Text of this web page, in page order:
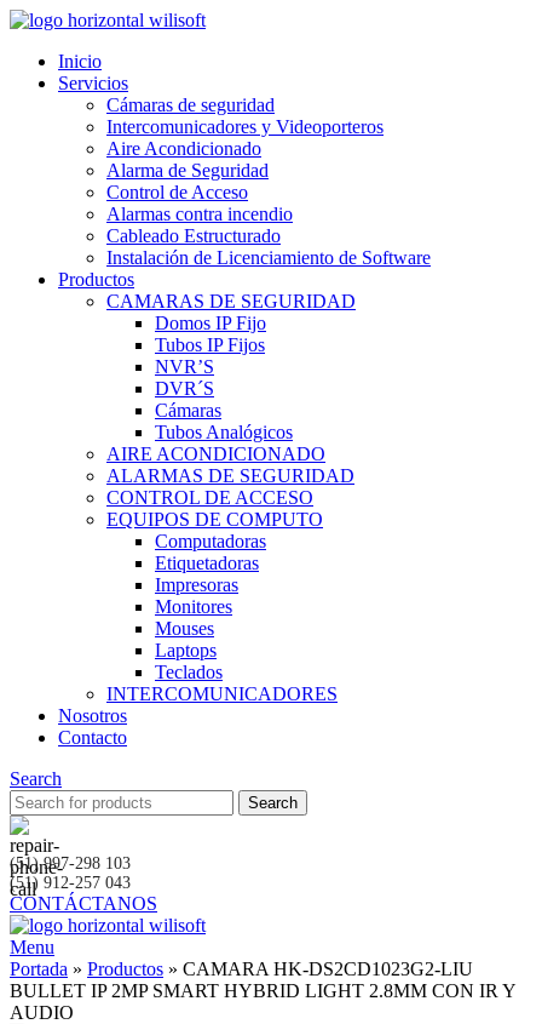
Inicio
Servicios
Cámaras de seguridad
Intercomunicadores y Videoporteros
Aire Acondicionado
Alarma de Seguridad
Control de Acceso
Alarmas contra incendio
Cableado Estructurado
Instalación de Licenciamiento de Software
Productos
CAMARAS DE SEGURIDAD
Domos IP Fijo
Tubos IP Fijos
NVR’S
DVR´S
Cámaras
Tubos Analógicos
AIRE ACONDICIONADO
ALARMAS DE SEGURIDAD
CONTROL DE ACCESO
EQUIPOS DE COMPUTO
Computadoras
Etiquetadoras
Impresoras
Monitores
Mouses
Laptops
Teclados
INTERCOMUNICADORES
Nosotros
Contacto
Search
Search
(51) 997-298 103
(51) 912-257 043
CONTÁCTANOS
Menu
Portada » Productos » CAMARA HK-DS2CD1023G2-LIU
BULLET IP 2MP SMART HYBRID LIGHT 2.8MM CON IR Y
AUDIO